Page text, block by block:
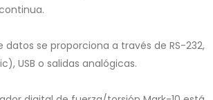
datos se proporciona a través de RS-232,
USB o salidas analógicas.